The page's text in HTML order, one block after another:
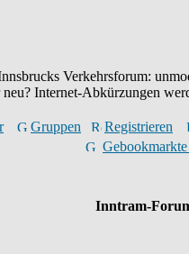
Verkehrsforum:
Internet-Abkürzungen
Gruppen
Registrieren
Inntram-